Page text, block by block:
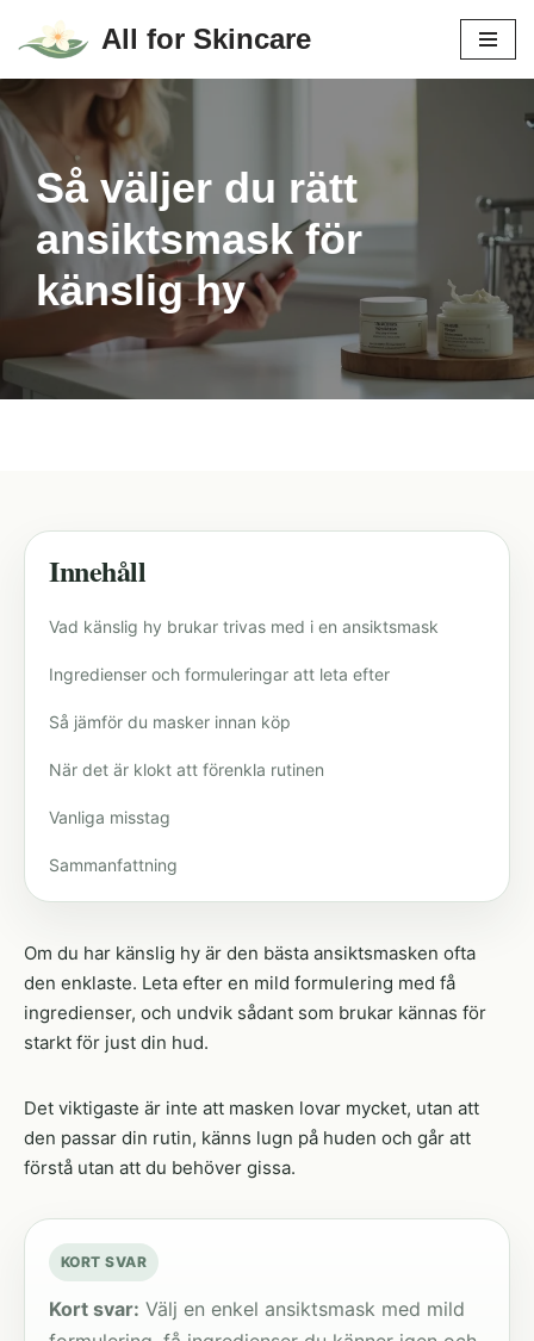
Hoppa
innehåll
All for Skincare
Så väljer du rätt
ansiktsmask för
känslig hy
Innehåll
Vad känslig hy brukar trivas med i en ansiktsmask
Ingredienser och formuleringar att leta efter
Så jämför du masker innan köp
När det är klokt att förenkla rutinen
Vanliga misstag
Sammanfattning
Om du har känslig hy är den bästa ansiktsmasken ofta
den enklaste. Leta efter en mild formulering med få
ingredienser, och undvik sådant som brukar kännas för
starkt för just din hud.
Det viktigaste är inte att masken lovar mycket, utan att
den passar din rutin, känns lugn på huden och går att
förstå utan att du behöver gissa.
KORT SVAR
Kort svar: Välj en enkel ansiktsmask med mild